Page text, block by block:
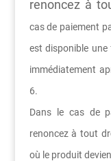
renoncez à
cas de paiement
est disponible une
immédiatement
6.
Dans le cas de
renoncez à tout
où le produit